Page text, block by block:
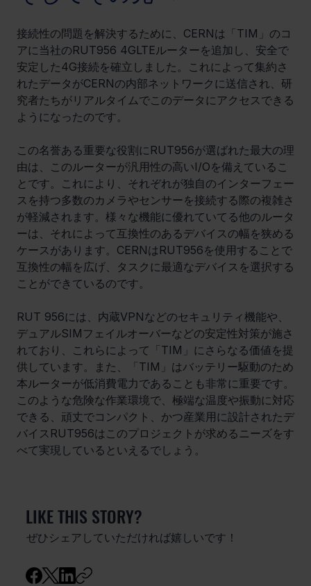
接続性の問題を解決するために、CERNは「TIM」のコ
アに当社のRUT956 4GLTEルーターを追加し、安全で
安定した4G接続を確立しました。これによって集約さ
れたデータがCERNの内部ネットワークに送信され、研
究者たちがリアルタイムでこのデータにアクセスできる
ようになったのです。
この名誉ある重要な役割に RUT956が選ばれた最大の理
由は、このルーターが汎用性の高いI/Oを備えているこ
とです。これにより、それぞれが独自のインターフェー
スを持つ多数のカメラやセンサーを接続する際の複雑さ
が軽減されます。様々な機能に優れていてる他のルータ
ーは、それによって互換性のあるデバイスの幅を狭める
ケースがあります。CERNはRUT956を使用することで
互換性の幅を広げ、タスクに最適なデバイスを選択する
ことができているのです。
RUT 956には、内蔵VPNなどのセキュリティ機能や、
デュアルSIMフェイルオーバーなどの安定性対策が施さ
れており、これらによって「TIM」にさらなる価値を提
供しています。また、「TIM」はバッテリー駆動のため
本ルーターが低消費電力であることも非常に重要です。
このような危険な作業環境で、極端な温度や振動に対応
できる、頑丈でコンパクト、かつ産業用に設計されたデ
バイスRUT956はこのプロジェクトが求めるニーズをす
べて実現しているといえるでしょう。
LIKE THIS STORY?
ぜひシェアしていただければ嬉しいです！